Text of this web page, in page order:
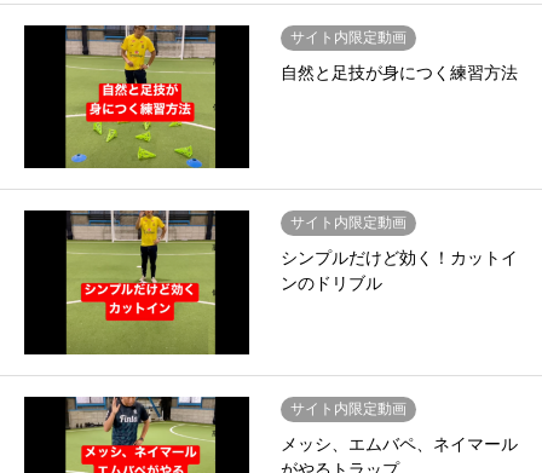
サイト内限定動画
自然と足技が身につく練習方法
サイト内限定動画
シンプルだけど効く！カットイ
ンのドリブル
サイト内限定動画
メッシ、エムバペ、ネイマール
がやるトラップ